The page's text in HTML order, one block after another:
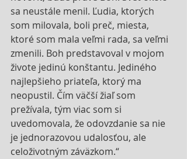
sa neustále menil. Ľudia, ktorých
som milovala, boli preč, miesta,
ktoré som mala veľmi rada, sa veľmi
zmenili. Boh predstavoval v mojom
živote jedinú konštantu. Jediného
najlepšieho priateľa, ktorý ma
neopustil. Čím väčší žiaľ som
prežívala, tým viac som si
uvedomovala, že odovzdanie sa nie
je jednorazovou udalosťou, ale
celoživotným záväzkom.“